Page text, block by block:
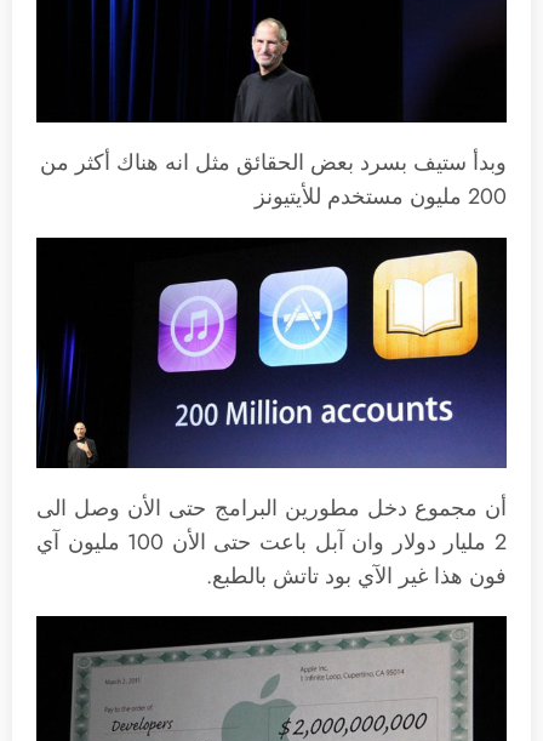
وبدأ ستيف بسرد بعض الحقائق مثل انه هناك أكثر من
200 مليون مستخدم للأيتيونز
أن مجموع دخل مطورين البرامج حتى الأن وصل الى
2 مليار دولار وان آبل باعت حتى الأن 100 مليون آي
فون هذا غير الآي بود تاتش بالطبع.